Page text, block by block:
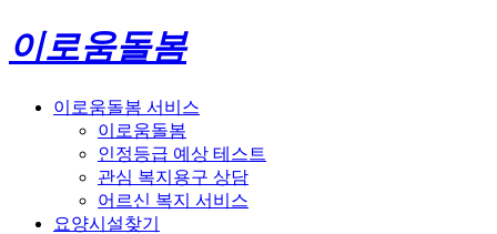
이로움돌봄
이로움돌봄 서비스
이로움돌봄
인정등급 예상 테스트
관심 복지용구 상담
어르신 복지 서비스
요양시설찾기